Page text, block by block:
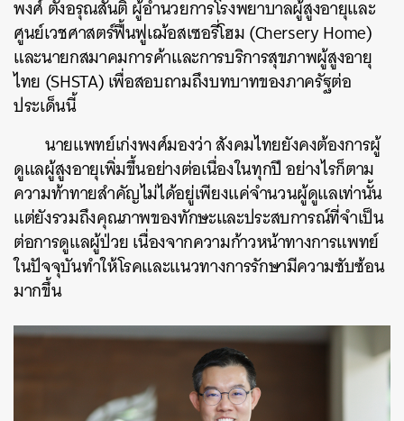
พงศ์ ตั้งอรุณสันติ ผู้อำนวยการโรงพยาบาลผู้สูงอายุและ
ศูนย์เวชศาสตร์ฟื้นฟูเฌ้อสเซอรี่โฮม (Chersery Home)
และนายกสมาคมการค้าและการบริการสุขภาพผู้สูงอายุ
ไทย (SHSTA) เพื่อสอบถามถึงบทบาทของภาครัฐต่อ
ประเด็นนี้
นายแพทย์เก่งพงศ์มองว่า สังคมไทยยังคงต้องการผู้
ดูแลผู้สูงอายุเพิ่มขึ้นอย่างต่อเนื่องในทุกปี อย่างไรก็ตาม
ความท้าทายสำคัญไม่ได้อยู่เพียงแค่จำนวนผู้ดูแลเท่านั้น
แต่ยังรวมถึงคุณภาพของทักษะและประสบการณ์ที่จำเป็น
ต่อการดูแลผู้ป่วย เนื่องจากความก้าวหน้าทางการแพทย์
ในปัจจุบันทำให้โรคและแนวทางการรักษามีความซับซ้อน
มากขึ้น